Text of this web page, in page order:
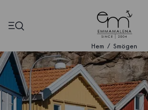
Hem Smögen